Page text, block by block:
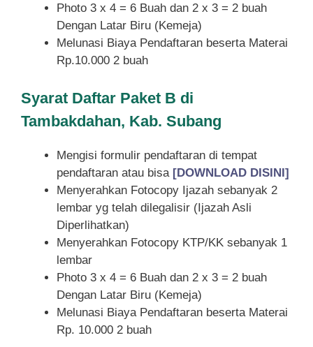
Photo 3 x 4 = 6 Buah dan 2 x 3 = 2 buah
Dengan Latar Biru (Kemeja)
Melunasi Biaya Pendaftaran beserta Materai
Rp.10.000 2 buah
Syarat Daftar Paket B di
Tambakdahan, Kab. Subang
Mengisi formulir pendaftaran di tempat
pendaftaran atau bisa [DOWNLOAD DISINI]
Menyerahkan Fotocopy Ijazah sebanyak 2
lembar yg telah dilegalisir (Ijazah Asli
Diperlihatkan)
Menyerahkan Fotocopy KTP/KK sebanyak 1
lembar
Photo 3 x 4 = 6 Buah dan 2 x 3 = 2 buah
Dengan Latar Biru (Kemeja)
Melunasi Biaya Pendaftaran beserta Materai
Rp. 10.000 2 buah